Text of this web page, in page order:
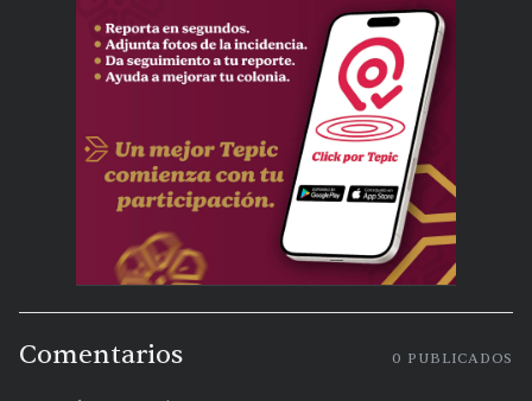
Comentarios 0 PUBLICADOS